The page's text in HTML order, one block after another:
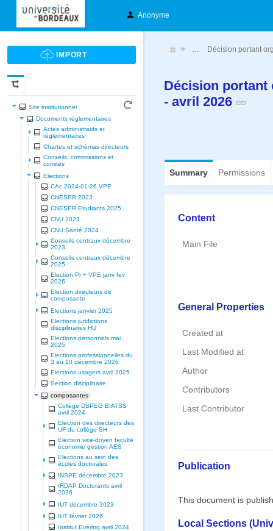
Anonyme
Site institutionnel
Documents réglementaires
Actes administratifs et
réglementaires
Chartes et schèmas directeurs
Conseils, commissions et
comités
Elections
CAc 2024-01-26 VPE
CNESER 2023
CNESER Etudiants 2025
CNU 2023
CNU Santé 2024
Conseils centraux décembre
2023
Conseils centraux décembre
2025
Election Pr + VPE janv fev
2026
Election directeurs de
composante
Elections janvier 2025
Elections juridictions
disciplinaires HU
Elections personnels mai
2025
Elections professionnelles du
3 au 10 décembre 2026
Elections usagers avril 2025
Section disciplinaire
composantes
Collège DSPEG BIATSS
avril 2024
Election des directeurs des
UF du collège SH
Election vice-doyen faculté
économie gestion AES
Elections au sein des
écoles doctorales
INSPE décembre 2023
IRDAP Doctorants avril
2026
IUT décembre 2023
IUT février 2026
Institut Evering avril 2024
… Décision portant
Décision portant
- avril 2026
Summary Permissions
Content
Main File
General Properties
Created at
Last Modified at
Author
Contributors
Last Contributor
Publication
This document is
Local Sections